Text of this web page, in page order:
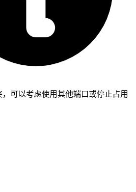
可以考虑使用其他端口或停止占用